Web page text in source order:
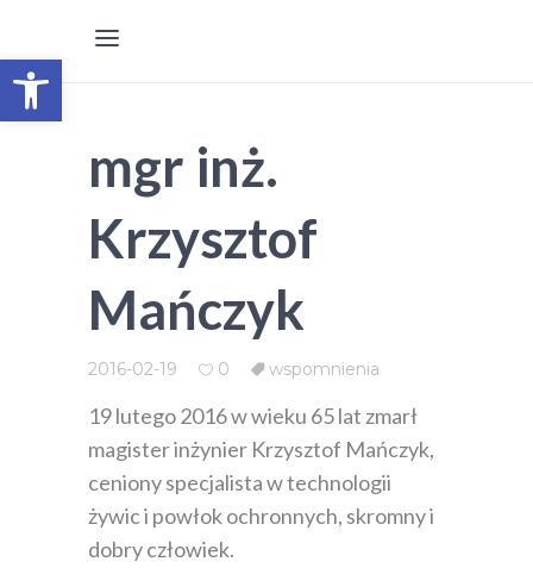
Otwórz pasek narzędzi
mgr inż.
Krzysztof
Mańczyk
2016-02-19 0 wspomnienia
19 lutego 2016 w wieku 65 lat zmarł
magister inżynier Krzysztof Mańczyk,
ceniony specjalista w technologii
żywic i powłok ochronnych, skromny i
dobry człowiek.